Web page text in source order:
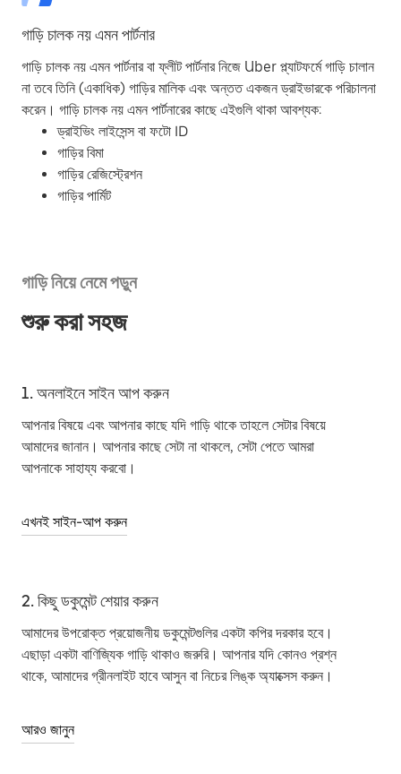
গাড়ি চালক নয় এমন পার্টনার
গাড়ি চালক নয় এমন পার্টনার বা ফ্লীট পার্টনার নিজে Uber প্ল্যাটফর্মে গাড়ি চালান
না তবে তিনি (একাধিক) গাড়ির মালিক এবং অন্তত একজন ড্রাইভারকে পরিচালনা
করেন। গাড়ি চালক নয় এমন পার্টনারের কাছে এইগুলি থাকা আবশ্যক:
ড্রাইভিং লাইসেন্স বা ফটো ID
গাড়ির বিমা
গাড়ির রেজিস্ট্রেশন
গাড়ির পার্মিট
গাড়ি নিয়ে নেমে পড়ুন
শুরু করা সহজ
1. অনলাইনে সাইন আপ করুন
আপনার বিষয়ে এবং আপনার কাছে যদি গাড়ি থাকে তাহলে সেটার বিষয়ে
আমাদের জানান। আপনার কাছে সেটা না থাকলে, সেটা পেতে আমরা
আপনাকে সাহায্য করবো।
এখনই সাইন-আপ করুন
2. কিছু ডকুমেন্ট শেয়ার করুন
আমাদের উপরোক্ত প্রয়োজনীয় ডকুমেন্টগুলির একটা কপির দরকার হবে।
এছাড়া একটা বাণিজ্যিক গাড়ি থাকাও জরুরি। আপনার যদি কোনও প্রশ্ন
থাকে, আমাদের গ্রীনলাইট হাবে আসুন বা নিচের লিঙ্ক অ্যাক্সেস করুন।
আরও জানুন